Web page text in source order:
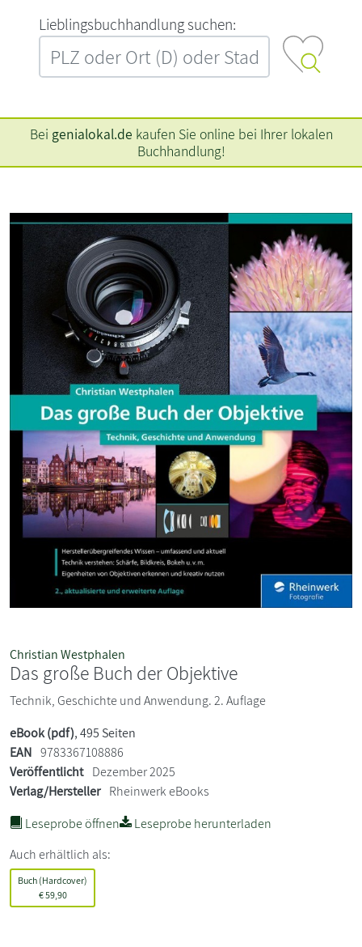
L‍i‍e‍b‍l‍i‍n‍g‍s‍b‍u‍c‍h‍h‍a‍n‍d‍l‍u‍n‍g‍ ‍s‍u‍c‍h‍e‍n‍:‍
Bei genialokal.de kaufen Sie online bei Ihrer lokalen
Buchhandlung!
Christian Westphalen
Das große Buch der Objektive
Technik, Geschichte und Anwendung. 2. Auflage
eBook (pdf), 495 Seiten
EAN 9783367108886
Veröffentlicht Dezember 2025
Verlag/Hersteller Rheinwerk eBooks
Leseprobe öffnen
Leseprobe herunterladen
Auch erhältlich als:
Buch (Hardcover)
€59,90